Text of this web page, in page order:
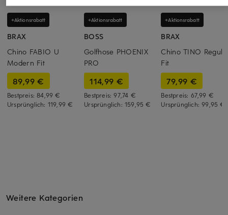
+Aktionsrabatt
BRAX
Chino FABIO U
Modern Fit
89,99 €
Bestpreis:84,99 €
Ursprünglich: 119,99 €
+Aktionsrabatt
BOSS
Golfhose PHOENIX
PRO
114,99 €
Bestpreis:97,74 €
Ursprünglich: 159,95 €
+Aktionsrabatt
BRAX
Chino TINO
Fit
79,99 €
Bestpreis: 67,99 €
Ursprünglich:99,95 €
Weitere Kategorien